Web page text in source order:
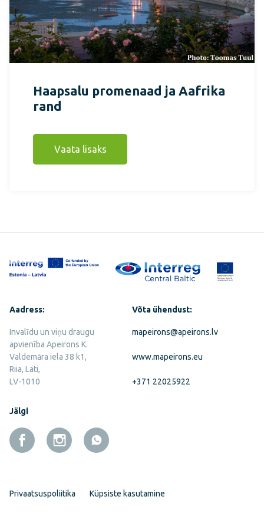
Haapsalu promenaad ja Aafrika
rand
Vaata lisaks
Aadress:
Invalīdu un viņu draugu
apvienība Apeirons K.
Valdemāra iela 38 k1,
Riia, Läti,
LV-1010
Võta ühendust:
mapeirons@apeirons.lv
www.mapeirons.eu
+371 22025922
Jälgi
Privaatsuspoliitika Küpsiste kasutamine